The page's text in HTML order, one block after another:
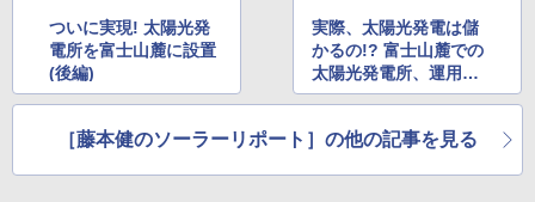
ついに実現! 太陽光発
電所を富士山麓に設置
(後編)
実際、太陽光発電は儲
かるの!? 富士山麓での
太陽光発電所、運用開
始 その1
［藤本健のソーラーリポート］の他の記事を見る